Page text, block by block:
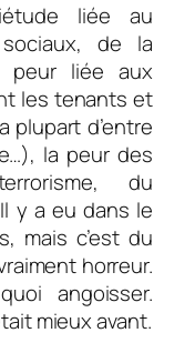
liée au
de la
liée aux
les tenants et
plupart d’entre
la peur des
du
y a eu dans le
mais c’est du
horreur.
angoisser.
mieux avant.